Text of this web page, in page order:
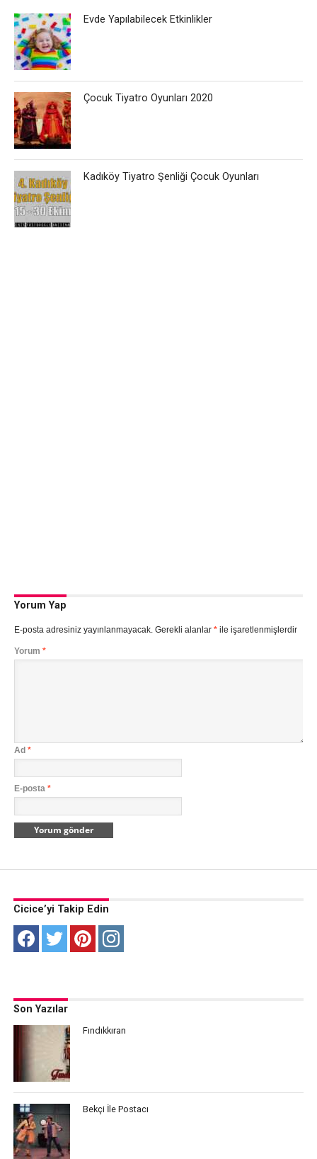
Evde Yapılabilecek Etkinlikler
Çocuk Tiyatro Oyunları 2020
Kadıköy Tiyatro Şenliği Çocuk Oyunları
Yorum Yap
E-posta adresiniz yayınlanmayacak. Gerekli alanlar *ile işaretlenmişlerdir
Yorum *
Ad *
E-posta *
Cicice’yi Takip Edin
Son Yazılar
Fındıkkıran
Bekçi İle Postacı